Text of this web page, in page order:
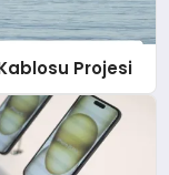
Kablosu Projesi